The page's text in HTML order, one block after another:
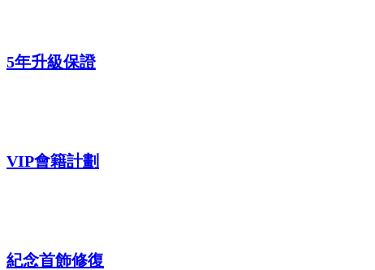
5年升級保證
VIP會籍計劃
紀念首飾修復